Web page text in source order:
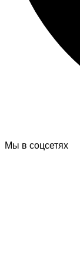
Мы в соцсетях